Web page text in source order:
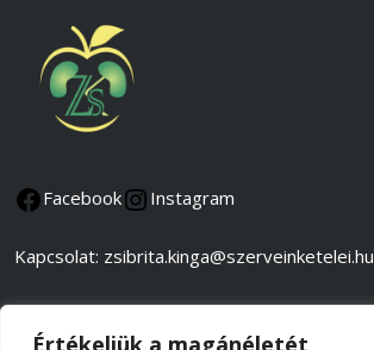
Értékeljük a magánéletét
Facebook Instagram
Kapcsolat: zsibrita.kinga@szerveinketelei.hu
Adatkezelési és adatvédelmi tájékoztató